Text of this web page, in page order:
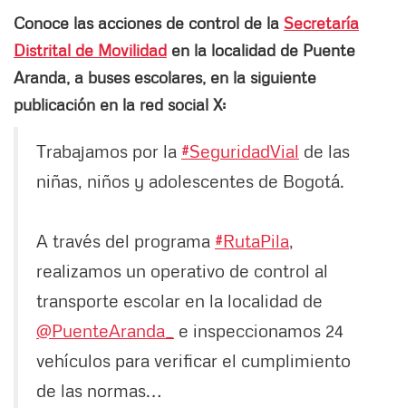
Conoce las acciones de control de la Secretaría
Distrital de Movilidad en la localidad de Puente
Aranda, a buses escolares, en la siguiente
publicación en la red social X:
Trabajamos por la #SeguridadVial de las
niñas, niños y adolescentes de Bogotá.
A través del programa #RutaPila,
realizamos un operativo de control al
transporte escolar en la localidad de
@PuenteAranda_
e inspeccionamos 24
vehículos para verificar el cumplimiento
de las normas…